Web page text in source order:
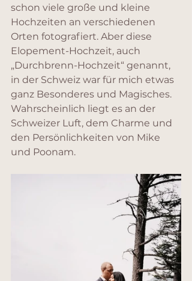
schon viele große und kleine
Hochzeiten an verschiedenen
Orten fotografiert. Aber diese
Elopement-Hochzeit, auch
„Durchbrenn-Hochzeit“ genannt,
in der Schweiz war für mich etwas
ganz Besonderes und Magisches.
Wahrscheinlich liegt es an der
Schweizer Luft, dem Charme und
den Persönlichkeiten von Mike
und Poonam.